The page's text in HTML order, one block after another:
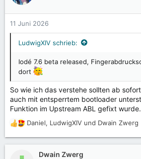
n
11 Juni 2026
LudwigXIV schrieb:
Iodé 7.6 beta released,
dort
So wie ich das verstehe sollten ab
auch mit entsperrtem bootloader
Funktion im Upstream ABL gefixt wurde.
R
a
Daniel, LudwigXIV und Dwain Zwerg
Dwain Zwerg